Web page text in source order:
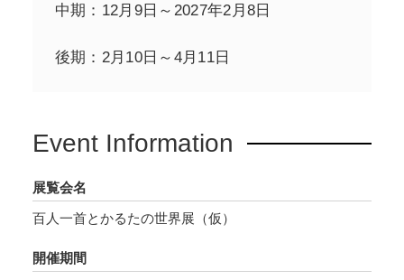
中期：12月9日～2027年2月8日
後期：2月10日～4月11日
Event Information
展覧会名
百人一首とかるたの世界展（仮）
開催期間